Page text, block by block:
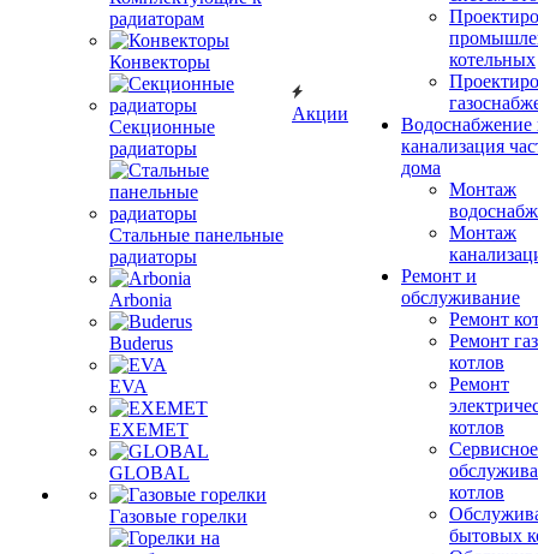
радиаторам
Конвекторы
Секционные
радиаторы
Стальные панельные
радиаторы
Arbonia
Buderus
EVA
EXEMET
GLOBAL
Газовые горелки
Акции
котельных
Водоснабжение
канализация
дома
Монтаж
Монтаж
Ремонт и
обслуживание
Ремонт
Ремонт
котлов
Ремонт
котлов
Сервисное
котлов
бытовых